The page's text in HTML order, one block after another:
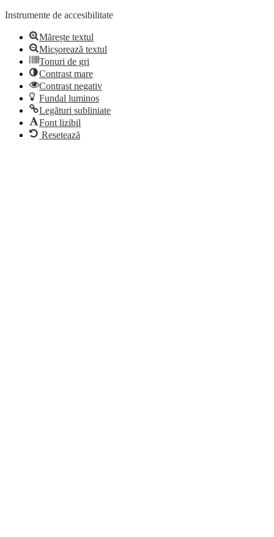
Instrumente de accesibilitate
Mărește textul
Micșorează textul
Tonuri de gri
Contrast mare
Contrast negativ
Fundal luminos
Legături subliniate
Font lizibil
Resetează